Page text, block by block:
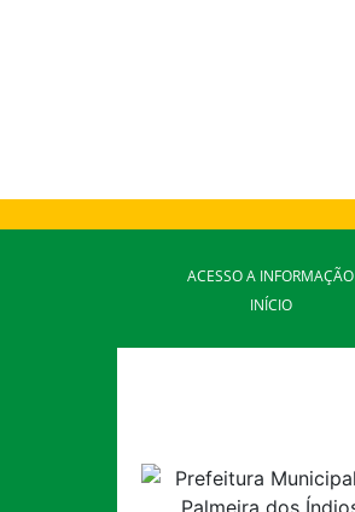
ACESSO A INFORMAÇÃO
INÍCIO